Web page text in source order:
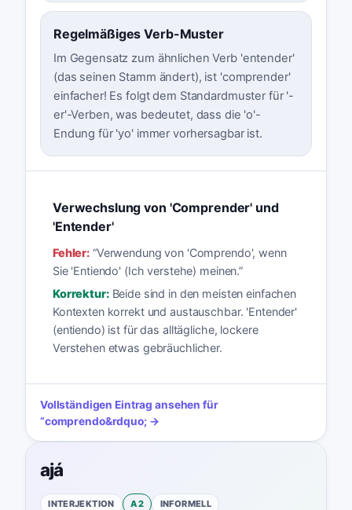
Regelmäßiges Verb-Muster
Im Gegensatz zum ähnlichen Verb 'entender'
(das seinen Stamm ändert), ist 'comprender'
einfacher! Es folgt dem Standardmuster für '-
er'-Verben, was bedeutet, dass die 'o'-
Endung für 'yo' immer vorhersagbar ist.
Verwechslung von 'Comprender' und
'Entender'
Fehler: “Verwendung von 'Comprendo', wenn
Sie 'Entiendo' (Ich verstehe) meinen.”
Korrektur: Beide sind in den meisten einfachen
Kontexten korrekt und austauschbar. 'Entender'
(entiendo) ist für das alltägliche, lockere
Verstehen etwas gebräuchlicher.
Vollständigen Eintrag ansehen für
“comprendo&rdquo; →
ajá
INTERJEKTION A2 INFORMELL